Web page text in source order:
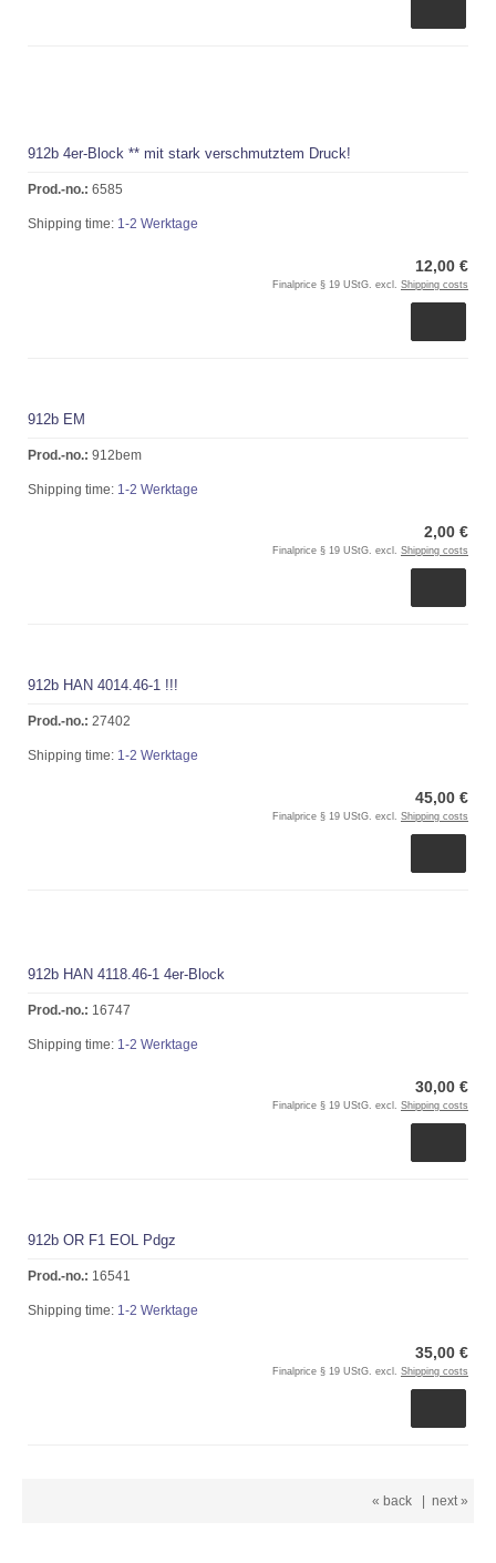
912b 4er-Block ** mit stark verschmutztem Druck!
Prod.-no.: 6585
Shipping time: 1-2 Werktage
12,00 €
Finalprice § 19 UStG. excl. Shipping costs
912b EM
Prod.-no.: 912bem
Shipping time: 1-2 Werktage
2,00 €
Finalprice § 19 UStG. excl. Shipping costs
912b HAN 4014.46-1 !!!
Prod.-no.: 27402
Shipping time: 1-2 Werktage
45,00 €
Finalprice § 19 UStG. excl. Shipping costs
912b HAN 4118.46-1 4er-Block
Prod.-no.: 16747
Shipping time: 1-2 Werktage
30,00 €
Finalprice § 19 UStG. excl. Shipping costs
912b OR F1 EOL Pdgz
Prod.-no.: 16541
Shipping time: 1-2 Werktage
35,00 €
Finalprice § 19 UStG. excl. Shipping costs
« back | next »